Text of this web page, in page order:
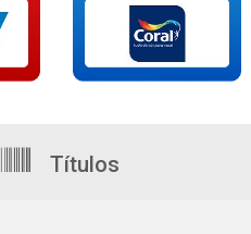
Títulos